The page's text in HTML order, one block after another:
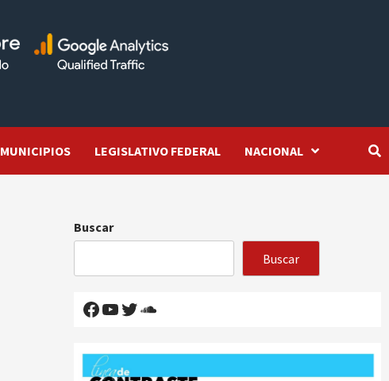
MUNICIPIOS LEGISLATIVO FEDERAL NACIONAL
Buscar
Buscar
Facebook
YouTube
Twitter
SoundCloud